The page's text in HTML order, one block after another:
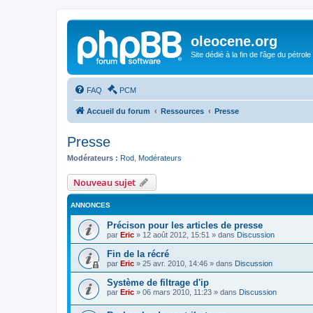
oleocene.org
Site dédié à la fin de l'âge du pétrole
FAQ PCM
Accueil du forum Ressources Presse
Presse
Modérateurs : Rod Modérateurs
Nouveau sujet
ANNONCES
Précison pour les articles de presse
par Eric » 12 août 2012, 15:51 » dans Discussion
Fin de la récré
par Eric » 25 avr. 2010, 14:46 » dans Discussion
Système de filtrage d'ip
par Eric » 06 mars 2010, 11:23 » dans Discussion